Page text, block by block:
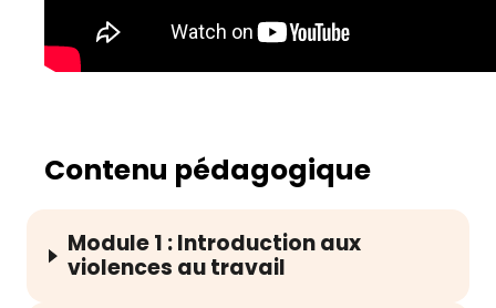
Contenu pédagogique
Module 1 : Introduction aux
violences au travail